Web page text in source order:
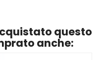
questo
anche: